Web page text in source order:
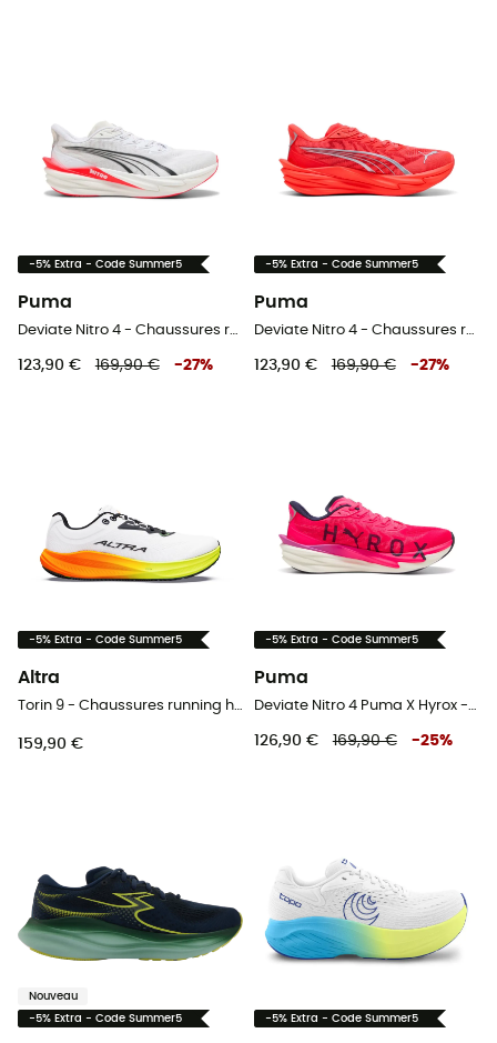
-5% Extra - Code Summer5
Puma
123,90 € 169,90 € -27%
-5% Extra - Code Summer5
Puma
123,90 € 169,90 € -27%
-5% Extra - Code Summer5
Altra
159,90 €
-5% Extra - Code Summer5
Puma
126,90 € 169,90 € -25%
Nouveau
-5% Extra - Code Summer5 -5% Extra - Code Summer5